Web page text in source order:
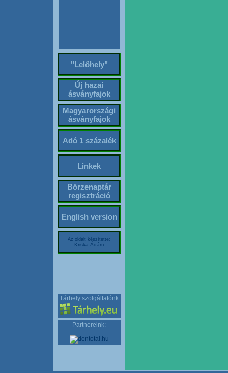
"Lelőhely"
Új hazai
ásványfajok
Magyarországi
ásványfajok
Adó 1 százalék
Linkek
Börzenaptár
regisztráció
English version
Az oldalt készítette:
Kriska Ádám
Tárhely szolgáltatónk
Partnereink: